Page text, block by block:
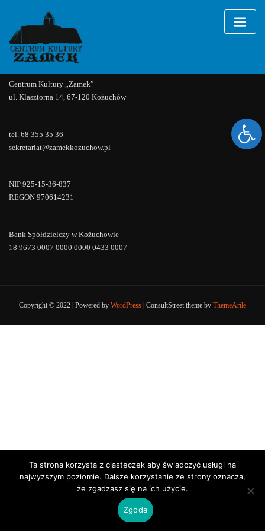
content
Wykłady
Nie odnaleziono wydarzeń!
Centrum Kultury „Zamek”
ul. Klasztorna 14, 67-120 Kożuchów
tel. 68 355 35 36
sekretariat@zamekkozuchow.pl
NIP 925-15-36-837
REGON 970614231
Bank Spółdzielczy w Kożuchowie
18 9673 0007 0000 0000 0433 0007
Copyright © 2022 | Powered by WordPress ConsultStreet theme by ThemeArile
Ta strona korzysta z ciasteczek aby świadczyć usługi na
najwyższym poziomie. Dalsze korzystanie ze strony oznacza,
że zgadzasz się na ich użycie.
Zgoda